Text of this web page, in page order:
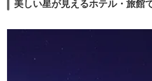
美しい星が見えるホテル・旅館